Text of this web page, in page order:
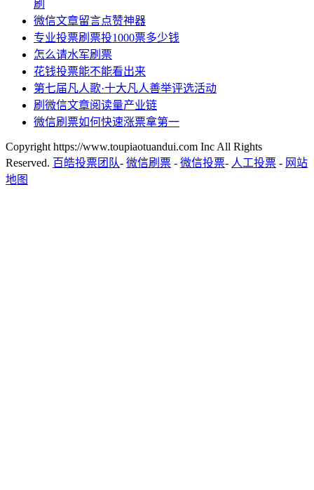
刷
微信文章留言点赞神器
专业投票刷票投1000票多少钱
怎么请水军刷票
花钱投票能不能看出来
第七届凡人歌·十大凡人善举评选活动
刷微信文章阅读量产业链
微信刷票如何快速涨票拿第一
Copyright https://www.toupiaotuandui.com Inc All Rights
Reserved. 百皓投票团队- 微信刷票 - 微信投票- 人工投票 - 网站
地图